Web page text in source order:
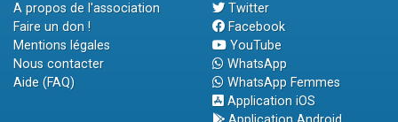
A propos de l'association
Faire un don !
Mentions légales
Nous contacter
Aide (FAQ)
Twitter
Facebook
YouTube
WhatsApp
WhatsApp Femmes
Application iOS